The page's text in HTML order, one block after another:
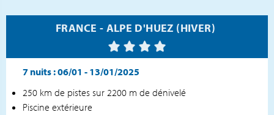
FRANCE - ALPE D'HUEZ (HIVER)
7 nuits :06/01 - 13/01/2025
250 km de pistes sur 2200 m de dénivelé
Piscine extérieure